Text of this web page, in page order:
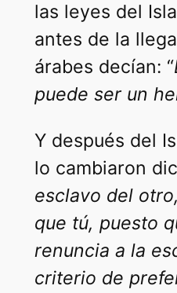
las leyes del
antes de la
árabes decían: “
puede ser un
Y después del
lo cambiaron
esclavo del
que tú, puesto
renuncia a la
criterio de